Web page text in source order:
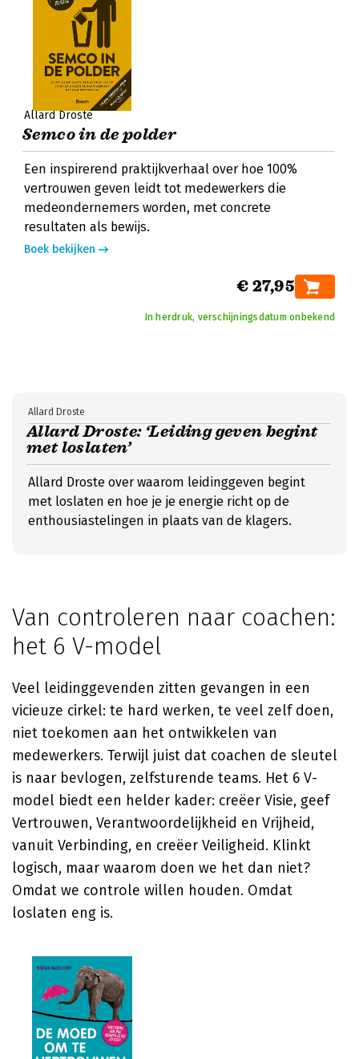
Allard Droste
Semco in de polder
Een inspirerend praktijkverhaal over hoe 100%
vertrouwen geven leidt tot medewerkers die
medeondernemers worden, met concrete
resultaten als bewijs.
Boek bekijken
€ 27,95
In herdruk, verschijningsdatum onbekend
Allard Droste: ‘Leiding geven begint
met loslaten’
Allard Droste
Allard Droste over waarom leidinggeven begint
met loslaten en hoe je je energie richt op de
enthousiastelingen in plaats van de klagers.
Van controleren naar coachen:
het 6 V-model
Veel leidinggevenden zitten gevangen in een
vicieuze cirkel: te hard werken, te veel zelf doen,
niet toekomen aan het ontwikkelen van
medewerkers. Terwijl juist dat coachen de sleutel
is naar bevlogen, zelfsturende teams. Het 6 V-
model biedt een helder kader: creëer Visie, geef
Vertrouwen, Verantwoordelijkheid en Vrijheid,
vanuit Verbinding, en creëer Veiligheid. Klinkt
logisch, maar waarom doen we het dan niet?
Omdat we controle willen houden. Omdat
loslaten eng is.